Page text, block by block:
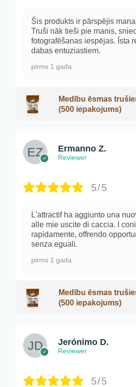
Šis produkts ir pārspējis
Truši nāk tieši pie manis,
fotografēšanas iespējas. Īsta
dabas entuziastiem.
pirms 1 gada
Medību ēsmas
(500 iepakojums)
Ermanno Z.
Reviewer
5/5
L'attractif ha aggiunto una
alle mie uscite di caccia. I
rapidamente, offrendo
senza eguali.
pirms 1 gada
Medību ēsmas
(500 iepakojums)
Jerónimo D.
Reviewer
5/5